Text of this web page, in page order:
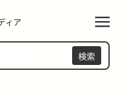
ィア
検索